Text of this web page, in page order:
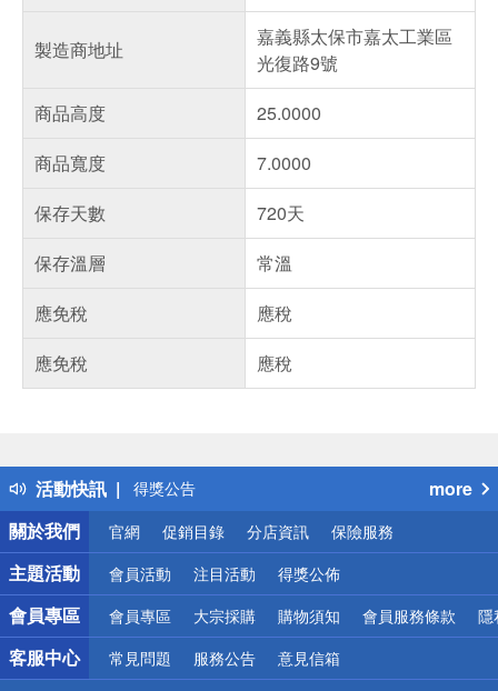
製造商地址
嘉義縣太保市嘉太工業區
光復路9號
商品高度
25.0000
商品寬度
7.0000
保存天數
720天
保存溫層
常溫
應免稅
應稅
應免稅
應稅
活動快訊
得獎公告
熱門話題
銀行優惠
偏遠地區配送
詐騙網頁！請小心！
more
關於我們
官網 促銷目錄 分店資訊 保險服務
主題活動 會員活動 注目活動 得獎公佈
會員專區 會員專區 大宗採購 購物須知 會員服務條款 隱
客服中心 常見問題 服務公告 意見信箱